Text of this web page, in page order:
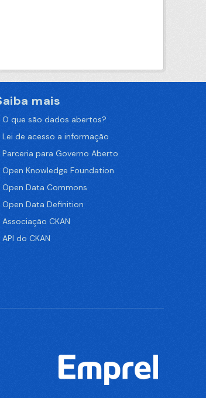
mais
O que são dados abertos?
Lei de acesso a informação
Parceria para Governo Aberto
Open Knowledge Foundation
Open Data Commons
Open Data Definition
Associação CKAN
API do CKAN